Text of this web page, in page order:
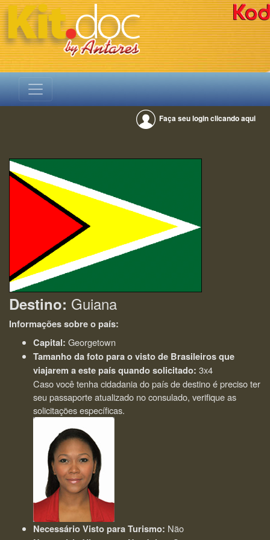
Faça seu login clicando aqui
Destino: Guiana
Informações sobre o país:
Capital: Georgetown
Tamanho da foto para o visto de Brasileiros que
viajarem a este país quando solicitado: 3x4
Caso você tenha cidadania do país de destino é preciso ter
seu passaporte atualizado no consulado, verifique as
solicitações específicas.
Necessário Visto para Turismo: Não